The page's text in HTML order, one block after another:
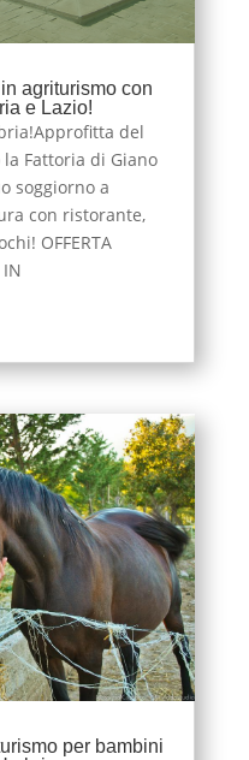
agriturismo con
e Lazio!
del
Fattoria di Giano
soggiorno a
con ristorante,
OFFERTA
IN
per bambini